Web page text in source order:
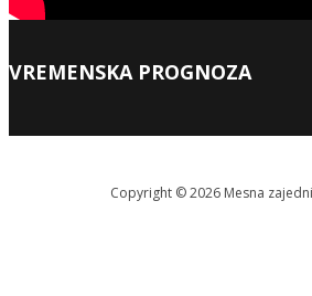
VREMENSKA PROGNOZA
Copyright © 2026 Меsna